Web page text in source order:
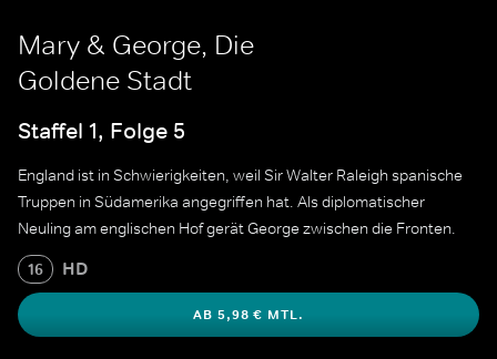
Mary & George, Die
Goldene Stadt
Staffel 1, Folge 5
England ist in Schwierigkeiten, weil Sir Walter Raleigh spanische
Truppen in Südamerika angegriffen hat. Als diplomatischer
Neuling am englischen Hof gerät George zwischen die Fronten.
16 HD
AB 5,98 € MTL.